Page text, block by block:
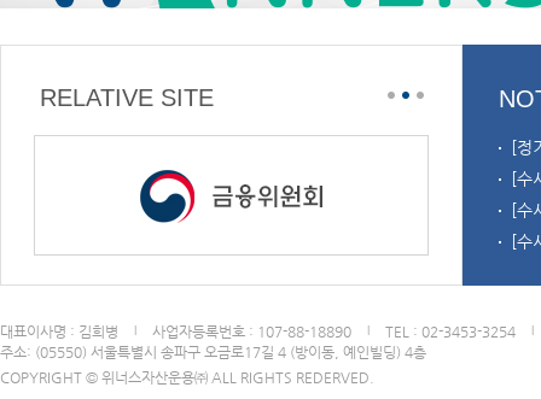
RELATIVE SITE
[정
[수
[수
[수
대표이사명 : 김희병 사업자등록번호 : 107-88-18890 TEL : 02-3453-3254
주소: (05550) 서울특별시 송파구 오금로17길 4 (방이동, 예인빌딩) 4층
COPYRIGHT © 위너스자산운용㈜ ALL RIGHTS REDERVED.